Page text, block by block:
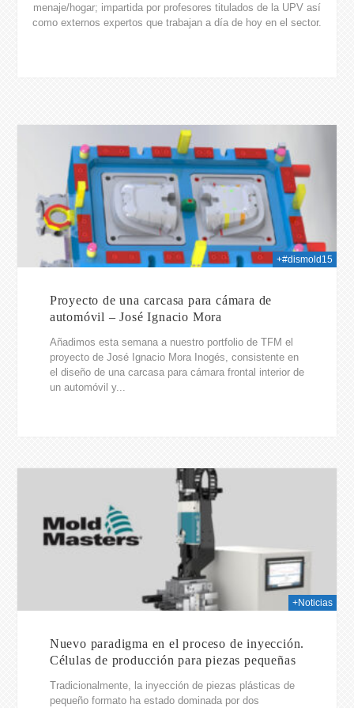
menaje/hogar; impartida por profesores titulados de la UPV así
como externos expertos que trabajan a día de hoy en el sector.
+#dismold15
Proyecto de una carcasa para cámara de
automóvil – José Ignacio Mora
Añadimos esta semana a nuestro portfolio de TFM el
proyecto de José Ignacio Mora Inogés, consistente en
el diseño de una carcasa para cámara frontal interior de
un automóvil y...
+Noticias
Nuevo paradigma en el proceso de inyección.
Células de producción para piezas pequeñas
Tradicionalmente, la inyección de piezas plásticas de
pequeño formato ha estado dominada por dos